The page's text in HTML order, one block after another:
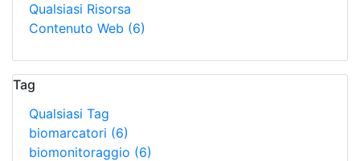
Qualsiasi Risorsa
Contenuto Web (6)
Tag
Qualsiasi Tag
biomarcatori (6)
biomonitoraggio (6)